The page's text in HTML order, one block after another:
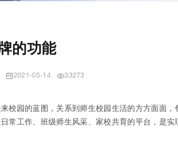
的功能
2021-05-14 33273
校园的蓝图，关系到师生校园生活的方方面面，
常工作、班级师生风采、家校共育的平台，是